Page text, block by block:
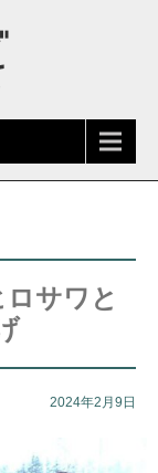
サワと
2024年2月9日